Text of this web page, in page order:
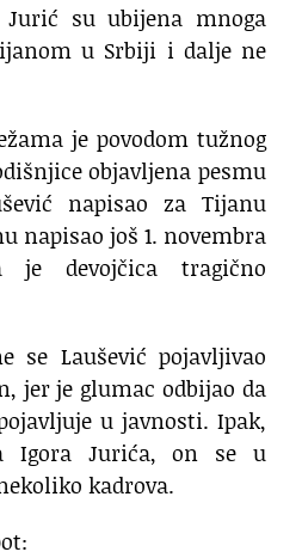
su ubijena mnoga
u Srbiji i dalje ne
je povodom tužnog
objavljena pesmu
napisao za Tijanu
napisao još 1. novembra
je devojčica tragično
se Laušević pojavljivao
jer je glumac odbijao da
u javnosti. Ipak,
Igora Jurića, on se u
kadrova.